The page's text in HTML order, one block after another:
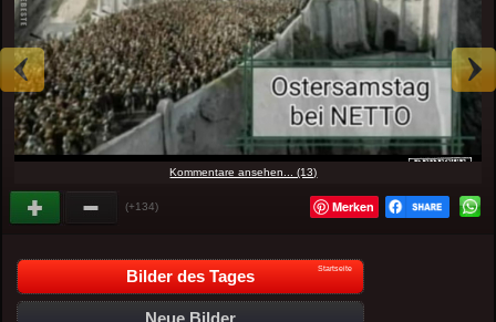
Kommentare ansehen... (13)
(+134) Merken
Bilder des Tages Startseite
Neue Bilder